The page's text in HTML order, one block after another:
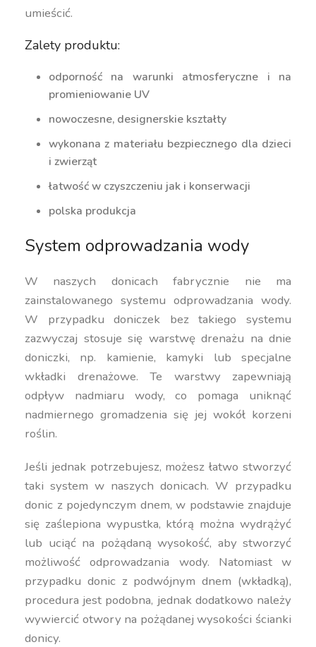
umieścić.
Zalety produktu:
odporność na warunki atmosferyczne i na
promieniowanie UV
nowoczesne, designerskie kształty
wykonana z materiału bezpiecznego dla dzieci
i zwierząt
łatwość w czyszczeniu jak i konserwacji
polska produkcja
System odprowadzania wody
W naszych donicach fabrycznie nie ma
zainstalowanego systemu odprowadzania wody.
W przypadku doniczek bez takiego systemu
zazwyczaj stosuje się warstwę drenażu na dnie
doniczki, np. kamienie, kamyki lub specjalne
wkładki drenażowe. Te warstwy zapewniają
odpływ nadmiaru wody, co pomaga uniknąć
nadmiernego gromadzenia się jej wokół korzeni
roślin.
Jeśli jednak potrzebujesz, możesz łatwo stworzyć
taki system w naszych donicach. W przypadku
donic z pojedynczym dnem, w podstawie znajduje
się zaślepiona wypustka, którą można wydrążyć
lub uciąć na pożądaną wysokość, aby stworzyć
możliwość odprowadzania wody. Natomiast w
przypadku donic z podwójnym dnem (wkładką),
procedura jest podobna, jednak dodatkowo należy
wywiercić otwory na pożądanej wysokości ścianki
donicy.